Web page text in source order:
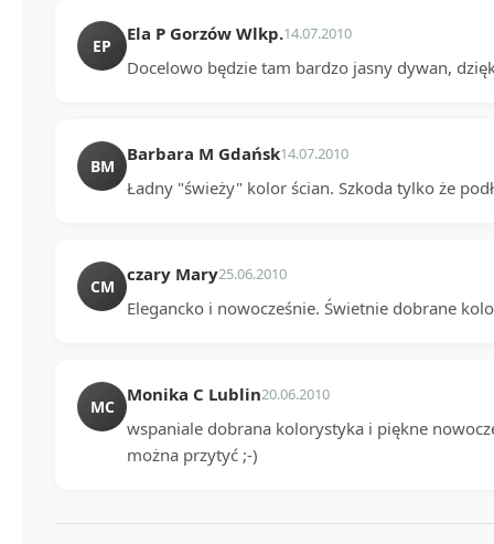
EP
Ela P Gorzów Wlkp.14.07.2010
Docelowo będzie tam bardzo jasny dywan,
BM
Barbara M Gdańsk14.07.2010
Ładny "świeży" kolor ścian. Szkoda tylko że
CM
czary Mary25.06.2010
Elegancko i nowocześnie. Świetnie dobrane
MC
Monika C Lublin20.06.2010
wspaniale dobrana kolorystyka i piękne
można przytyć ;-)